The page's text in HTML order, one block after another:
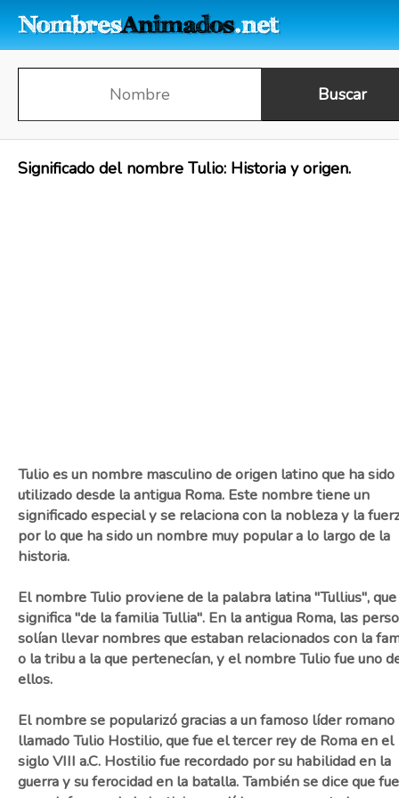
Significado del nombre Tulio: Historia y origen.
Tulio es un nombre masculino de origen latino que ha sido
utilizado desde la antigua Roma. Este nombre tiene un
significado especial y se relaciona con la nobleza y la
por lo que ha sido un nombre muy popular a lo largo de la
historia.
El nombre Tulio proviene de la palabra latina "Tullius", que
significa "de la familia Tullia". En la antigua Roma, las
solían llevar nombres que estaban relacionados con la
o la tribu a la que pertenecían, y el nombre Tulio fue uno
ellos.
El nombre se popularizó gracias a un famoso líder romano
llamado Tulio Hostilio, que fue el tercer rey de Roma en el
siglo VIII a.C. Hostilio fue recordado por su habilidad en la
guerra y su ferocidad en la batalla. También se dice que